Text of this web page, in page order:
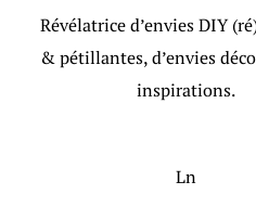
Révélatrice d’envies DIY
& pétillantes, d’envies
inspirations.
Ln